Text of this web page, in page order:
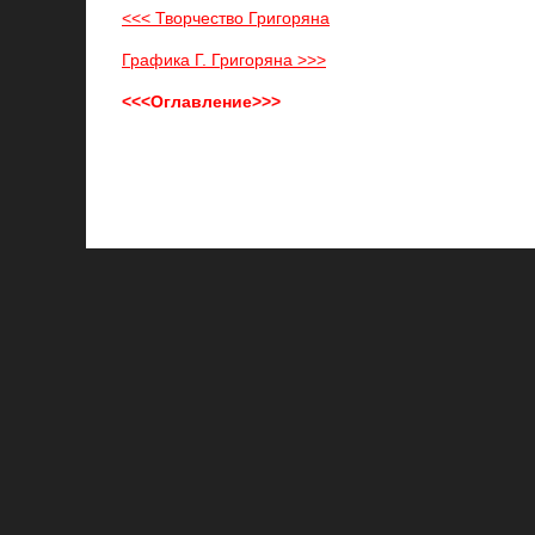
<<< Творчество Григоряна
Графика Г. Григоряна >>>
<<<Оглавление>>>